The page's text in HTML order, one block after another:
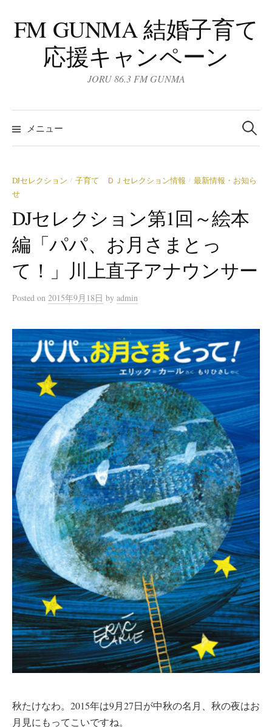
ン
テ
FM GUNMA 結婚子育て
応援キャンペーン
JORU 86.3 FM GUNMA
メニュー
検
索:
DJセレクション / 子育て ＤＪセレクション情報 / 最新情報・お知ら
せ
DJセレクション第1回～絵本
編「パパ、お月さまとっ
て！」川上直子アナウンサー
Posted on 2015年9月18日 by admin
秋たけなわ。2015年は9月27日が中秋の名月、秋の夜はお
月見にもってこいですね。